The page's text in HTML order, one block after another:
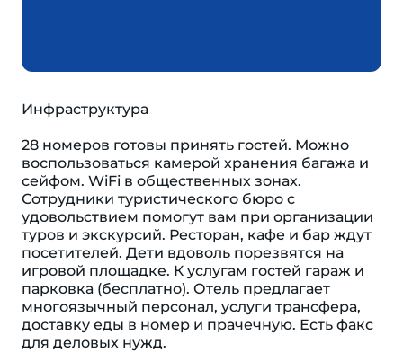
Инфраструктура
28 номеров готовы принять гостей. Можно
воспользоваться камерой хранения багажа и
сейфом. WiFi в общественных зонах.
Сотрудники туристического бюро с
удовольствием помогут вам при организации
туров и экскурсий. Ресторан, кафе и бар ждут
посетителей. Дети вдоволь порезвятся на
игровой площадке. К услугам гостей гараж и
парковка (бесплатно). Отель предлагает
многоязычный персонал, услуги трансфера,
доставку еды в номер и прачечную. Есть факс
для деловых нужд.